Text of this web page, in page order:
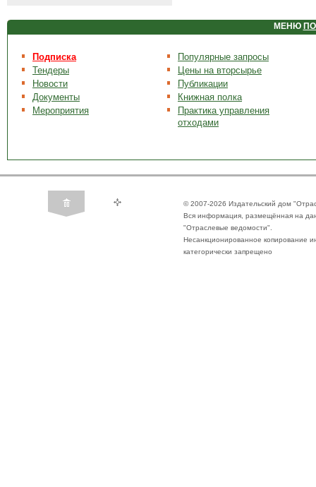
МЕНЮ
Подписка
Тендеры
Новости
Документы
Мероприятия
Популярные запросы
Цены на вторсырье
Публикации
Книжная полка
Практика управления
отходами
© 2007-2026 Издательский дом
Вся информация, размещённая на
"Отраслевые ведомости".
Несанкционированное копирование
категорически запрещено